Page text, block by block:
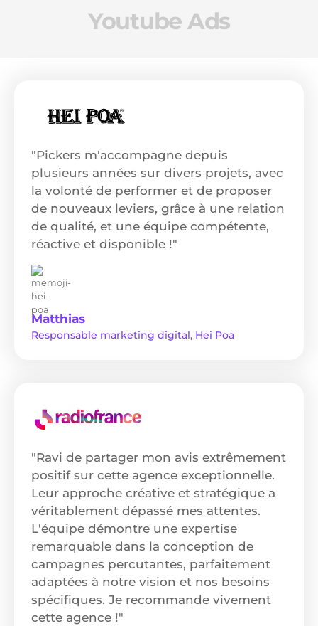
Youtube Ads
"Pickers m'accompagne depuis
plusieurs années sur divers projets, avec
la volonté de performer et de proposer
de nouveaux leviers, grâce à une relation
de qualité, et une équipe compétente,
réactive et disponible !"
Matthias
Responsable marketing digital, Hei Poa
"Ravi de partager mon avis extrêmement
positif sur cette agence exceptionnelle.
Leur approche créative et stratégique a
véritablement dépassé mes attentes.
L'équipe démontre une expertise
remarquable dans la conception de
campagnes percutantes, parfaitement
adaptées à notre vision et nos besoins
spécifiques. Je recommande vivement
cette agence !"